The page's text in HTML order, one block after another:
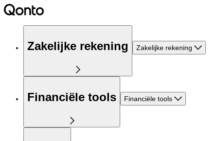
Zakelijke rekening Zakelijke rekening
Financiële tools Financiële tools